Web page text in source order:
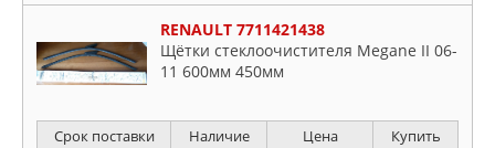
RENAULT 7711421438
Щётки стеклоочистителя Megane II 06-
11 600мм 450мм
Срок поставки Наличие Цена Купить